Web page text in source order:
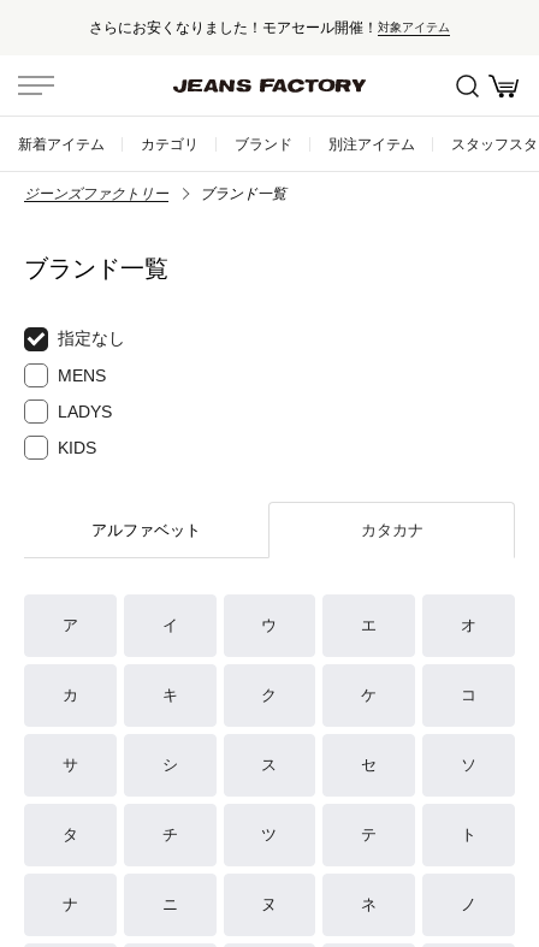
さらにお安くなりました！モアセール開催！ 対象アイテム
新着アイテム カテゴリ ブランド 別注アイテム スタッフス
ジーンズファクトリー ブランド一覧
ブランド一覧
指定なし
MENS
LADYS
KIDS
アルファベット カタカナ
ア イ ウ エ オ
カ キ ク ケ コ
サ シ ス セ ソ
タ チ ツ テ ト
ナ ニ ヌ ネ ノ